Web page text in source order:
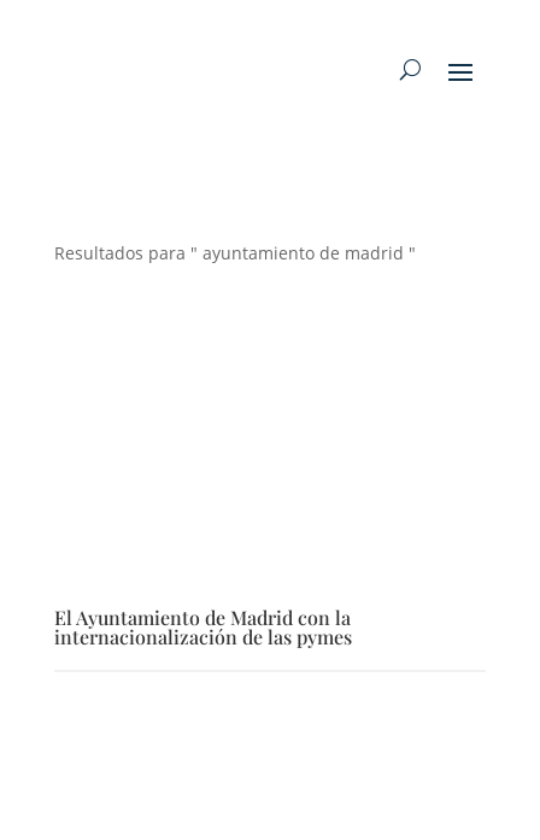
Resultados para " ayuntamiento de madrid "
El Ayuntamiento de Madrid con la
internacionalización de las pymes